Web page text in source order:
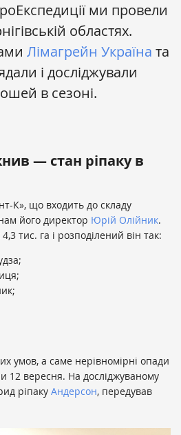
ми провели
областях.
Лімaгрейн Укрaїнa та
і досліджували
в сезоні.
— стан ріпаку в
К», що входить до складу
його директор Юрій Олійник.
тис. га і розподілений він так:
умов, а саме нерівномірні опади
12 вересня. На досліджуваному
ріпаку Андерсон, передував